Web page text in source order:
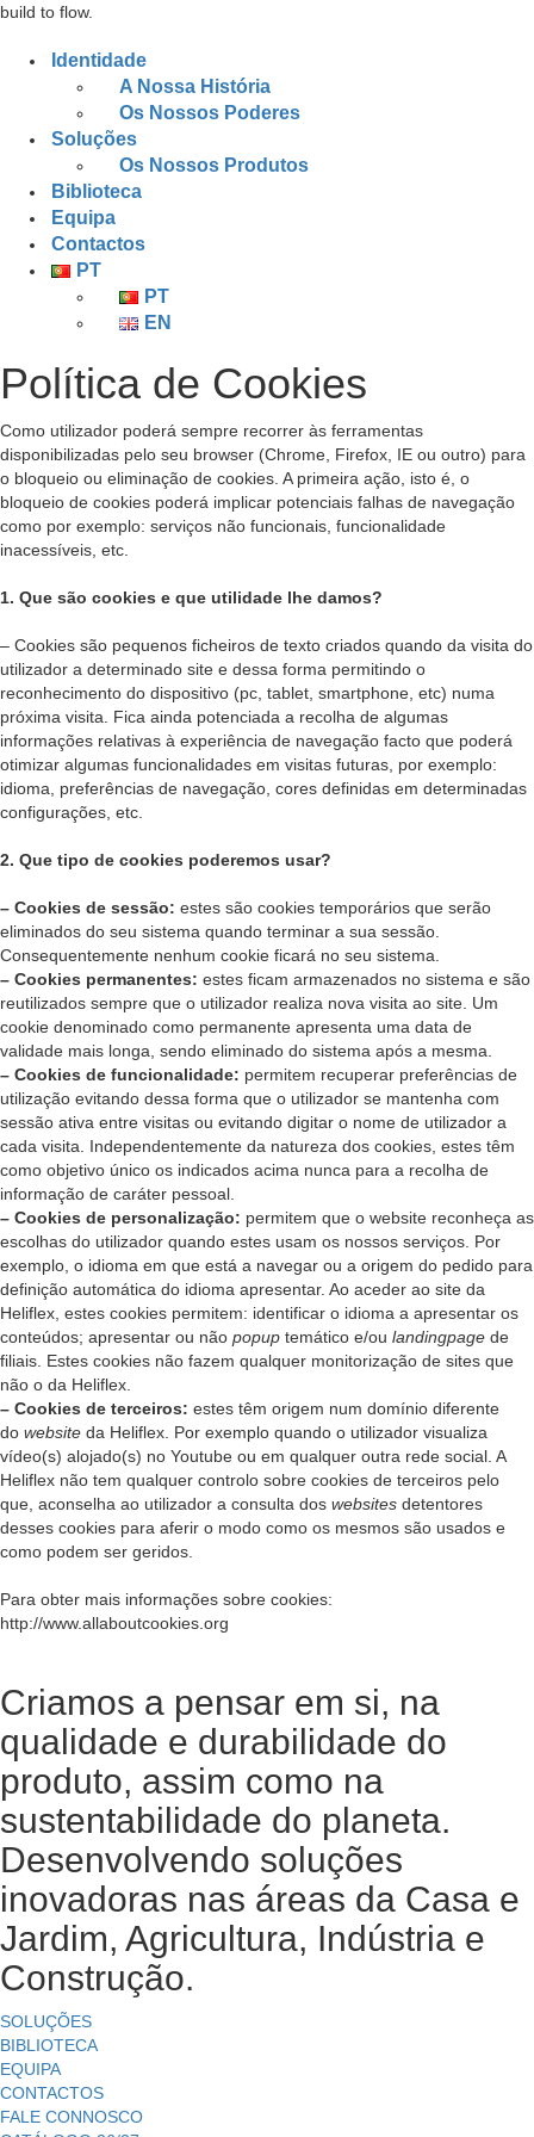
build to flow.
Identidade
A Nossa História
Os Nossos Poderes
Soluções
Os Nossos Produtos
Biblioteca
Equipa
Contactos
PT
PT
EN
Política de Cookies
Como utilizador poderá sempre recorrer às ferramentas
disponibilizadas pelo seu browser (Chrome, Firefox, IE ou outro) para
o bloqueio ou eliminação de cookies. A primeira ação, isto é, o
bloqueio de cookies poderá implicar potenciais falhas de navegação
como por exemplo: serviços não funcionais, funcionalidade
inacessíveis, etc.
1. Que são cookies e que utilidade lhe damos?
– Cookies são pequenos ficheiros de texto criados quando da visita do
utilizador a determinado site e dessa forma permitindo o
reconhecimento do dispositivo (pc, tablet, smartphone, etc) numa
próxima visita. Fica ainda potenciada a recolha de algumas
informações relativas à experiência de navegação facto que poderá
otimizar algumas funcionalidades em visitas futuras, por exemplo:
idioma, preferências de navegação, cores definidas em determinadas
configurações, etc.
2. Que tipo de cookies poderemos usar?
– Cookies de sessão: estes são cookies temporários que serão
eliminados do seu sistema quando terminar a sua sessão.
Consequentemente nenhum cookie ficará no seu sistema.
– Cookies permanentes: estes ficam armazenados no sistema e são
reutilizados sempre que o utilizador realiza nova visita ao site. Um
cookie denominado como permanente apresenta uma data de
validade mais longa, sendo eliminado do sistema após a mesma.
– Cookies de funcionalidade: permitem recuperar preferências de
utilização evitando dessa forma que o utilizador se mantenha com
sessão ativa entre visitas ou evitando digitar o nome de utilizador a
cada visita. Independentemente da natureza dos cookies, estes têm
como objetivo único os indicados acima nunca para a recolha de
informação de caráter pessoal.
– Cookies de personalização: permitem que o website reconheça as
escolhas do utilizador quando estes usam os nossos serviços. Por
exemplo, o idioma em que está a navegar ou a origem do pedido para
definição automática do idioma apresentar. Ao aceder ao site da
Heliflex, estes cookies permitem: identificar o idioma a apresentar os
conteúdos; apresentar ou não popup temático e/ou landingpage de
filiais. Estes cookies não fazem qualquer monitorização de sites que
não o da Heliflex.
– Cookies de terceiros: estes têm origem num domínio diferente
do website da Heliflex. Por exemplo quando o utilizador visualiza
vídeo(s) alojado(s) no Youtube ou em qualquer outra rede social. A
Heliflex não tem qualquer controlo sobre cookies de terceiros pelo
que, aconselha ao utilizador a consulta dos websites detentores
desses cookies para aferir o modo como os mesmos são usados e
como podem ser geridos.
Para obter mais informações sobre cookies:
http://www.allaboutcookies.org
Criamos a pensar em si, na
qualidade e durabilidade do
produto, assim como na
sustentabilidade do planeta.
Desenvolvendo soluções
inovadoras nas áreas da Casa e
Jardim, Agricultura, Indústria e
Construção.
SOLUÇÕES
BIBLIOTECA
EQUIPA
CONTACTOS
FALE CONNOSCO